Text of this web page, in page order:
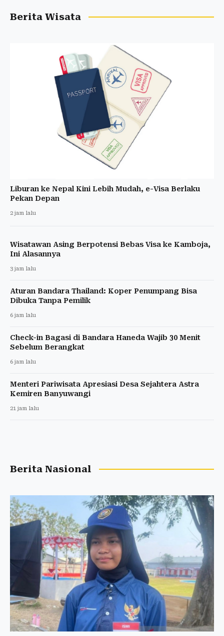
Berita Wisata
Liburan ke Nepal Kini Lebih Mudah, e-Visa Berlaku
Pekan Depan
2 jam lalu
Wisatawan Asing Berpotensi Bebas Visa ke Kamboja,
Ini Alasannya
3 jam lalu
Aturan Bandara Thailand: Koper Penumpang Bisa
Dibuka Tanpa Pemilik
6 jam lalu
Check-in Bagasi di Bandara Haneda Wajib 30 Menit
Sebelum Berangkat
6 jam lalu
Menteri Pariwisata Apresiasi Desa Sejahtera Astra
Kemiren Banyuwangi
21 jam lalu
Berita Nasional